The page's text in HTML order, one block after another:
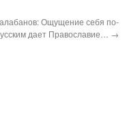
Ощущение себя по-
дает Православие… →